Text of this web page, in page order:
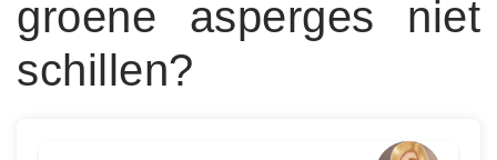
groene asperges niet
schillen?